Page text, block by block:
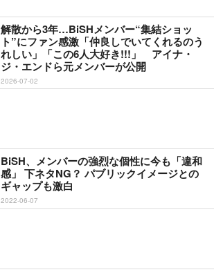
解散から3年…BiSHメンバー“集結ショッ
ト”にファン感激「仲良しでいてくれるのう
れしい」「この6人大好き!!!」 アイナ・
ジ・エンドら元メンバーが公開
2026-07-02
BiSH、メンバーの強烈な個性に今も「違和
感」 下ネタNG？ パブリックイメージとの
ギャップも激白
2022-06-07